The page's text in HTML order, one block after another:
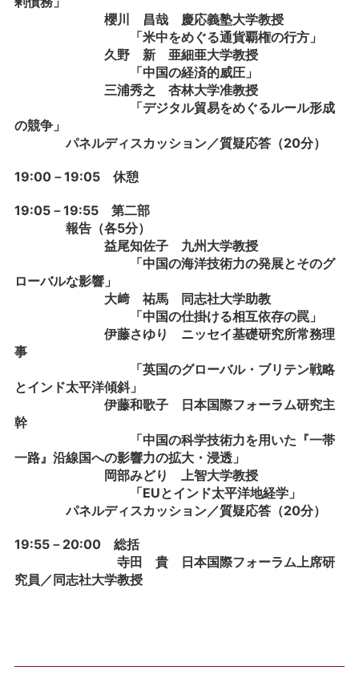
櫻川 昌哉 慶応義塾大学教授
「米中をめぐる通貨覇権の行方」
久野 新 亜細亜大学教授
「中国の経済的威圧」
三浦秀之 杏林大学准教授
「デジタル貿易をめぐるルール形成
の競争」
パネルディスカッション／質疑応答（20分）
19:00－19:05 休憩
19:05－19:55 第二部
報告（各5分）
益尾知佐子 九州大学教授
「中国の海洋技術力の発展とそのグ
ローバルな影響」
大﨑 祐馬 同志社大学助教
「中国の仕掛ける相互依存の罠」
伊藤さゆり ニッセイ基礎研究所常務理
事
「英国のグローバル・ブリテン戦略
とインド太平洋傾斜」
伊藤和歌子 日本国際フォーラム研究主
幹
「中国の科学技術力を用いた『一帯
一路』沿線国への影響力の拡大・浸透」
岡部みどり 上智大学教授
「EUとインド太平洋地経学」
パネルディスカッション／質疑応答（20分）
19:55－20:00 総括
寺田 貴 日本国際フォーラム上席研
究員／同志社大学教授